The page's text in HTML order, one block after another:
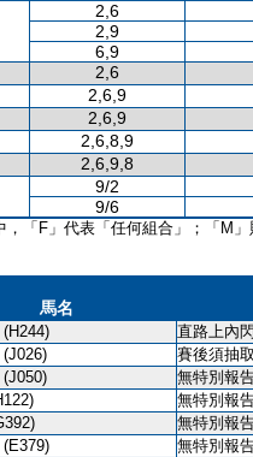
2,6
2,9
6,9
2,6
2,6,9
2,6,9
2,6,8,9
2,6,9,8
9/2
9/6
，「F」代表「任何組合」；「M
馬名
(H244) 直路上內
(J026) 賽後須抽
(J050) 無特別報告
無特別報告
無特別報告
(E379) 無特別報告